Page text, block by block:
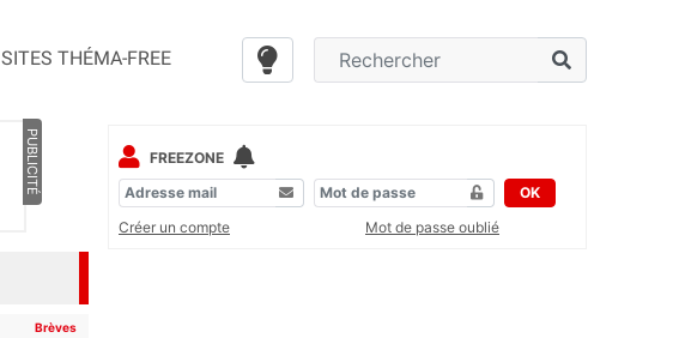
SITES THÉMA-FREE
PUBLICITÉ
Brèves
FREEZONE
OK
Créer un compte
Mot de passe oublié